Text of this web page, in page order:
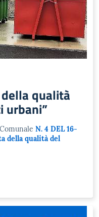
qualità
urbani”
N. 4 DEL 16-
della qualità del